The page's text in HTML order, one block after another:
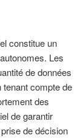
constitue un
Les
de données
compte de
des
de garantir
de décision